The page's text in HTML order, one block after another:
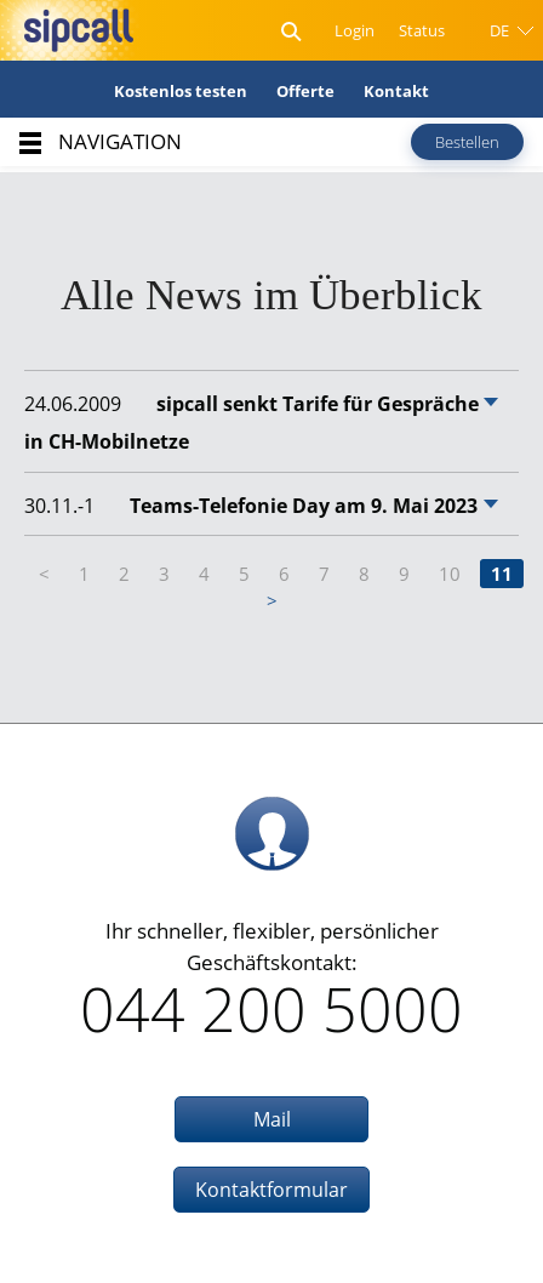
Login Status DE
Kostenlos testen Offerte Kontakt
NAVIGATION Bestellen
Alle News im Überblick
24.06.2009
sipcall senkt Tarife für Gespräche
in CH-Mobilnetze
30.11.-1 Teams-Telefonie Day am 9. Mai 2023
< 1 2 3 4 5 6 7 8 9 10
11
>
Ihr schneller, flexibler, persönlicher
Geschäftskontakt:
044 200 5000
Mail
Kontaktformular